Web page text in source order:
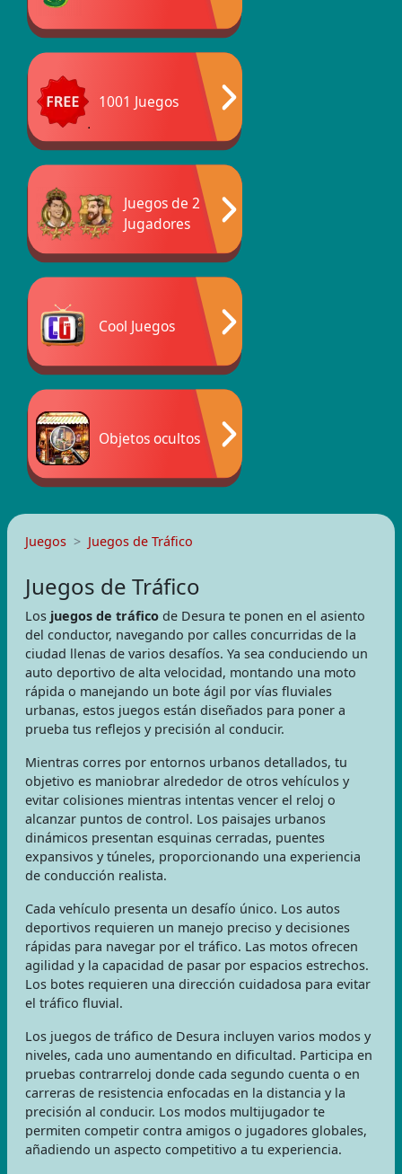
1001 Juegos
Juegos de 2
Jugadores
Cool Juegos
Objetos ocultos
Juegos Juegos de Tráfico
Juegos de Tráfico
Los juegos de tráfico de Desura te ponen en el asiento
del conductor, navegando por calles concurridas de la
ciudad llenas de varios desafíos. Ya sea conduciendo un
auto deportivo de alta velocidad, montando una moto
rápida o manejando un bote ágil por vías fluviales
urbanas, estos juegos están diseñados para poner a
prueba tus reflejos y precisión al conducir.
Mientras corres por entornos urbanos detallados, tu
objetivo es maniobrar alrededor de otros vehículos y
evitar colisiones mientras intentas vencer el reloj o
alcanzar puntos de control. Los paisajes urbanos
dinámicos presentan esquinas cerradas, puentes
expansivos y túneles, proporcionando una experiencia
de conducción realista.
Cada vehículo presenta un desafío único. Los autos
deportivos requieren un manejo preciso y decisiones
rápidas para navegar por el tráfico. Las motos ofrecen
agilidad y la capacidad de pasar por espacios estrechos.
Los botes requieren una dirección cuidadosa para evitar
el tráfico fluvial.
Los juegos de tráfico de Desura incluyen varios modos y
niveles, cada uno aumentando en dificultad. Participa en
pruebas contrarreloj donde cada segundo cuenta o en
carreras de resistencia enfocadas en la distancia y la
precisión al conducir. Los modos multijugador te
permiten competir contra amigos o jugadores globales,
añadiendo un aspecto competitivo a tu experiencia.